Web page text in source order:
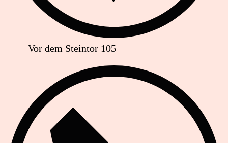
Vor dem Steintor 105